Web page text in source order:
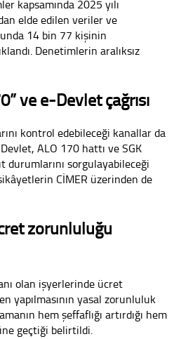
kapsamında 2025 yılı
elde edilen veriler ve
14 bin 77 kişinin
Denetimlerin aralıksız
ve e-Devlet çağrısı
kontrol edebileceği kanallar da
ALO 170 hattı ve SGK
sorgulayabileceği
CİMER üzerinden de
zorunluluğu
olan işyerlerinde ücret
yapılmasının yasal zorunluluk
hem şeffaflığı artırdığı hem
geçtiği belirtildi.